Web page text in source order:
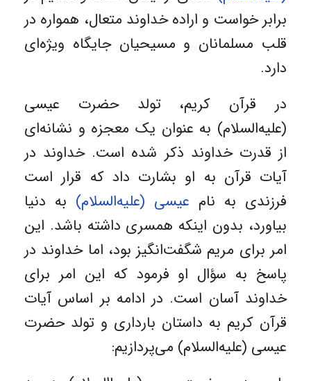
برابر خواست و اراده خداوند متعال، همواره در
قلب مسلمانان و مسیحیان جایگاه ویژه‌ای
دارد.
در قرآن کریم، تولد حضرت عیسی
(علیه‌السلام) به عنوان یک معجزه و نشانه‌ای
از قدرت خداوند ذکر شده است. خداوند در
آیات قرآن به او بشارت داد که قرار است
فرزندی به نام عیسی (علیه‌السلام) به دنیا
بیاورد، بدون اینکه همسری داشته باشد. این
امر برای مریم شگفت‌انگیز بود، اما خداوند در
پاسخ به سؤال او فرمود که این امر برای
خداوند آسان است. در ادامه بر اساس آیات
قرآن کریم به داستان بارداری و تولد حضرت
عیسی (علیه‌السلام) می‌پردازیم: